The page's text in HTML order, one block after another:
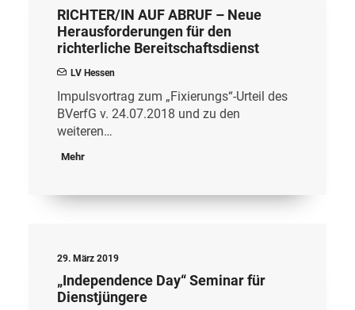
RICHTER/IN AUF ABRUF – Neue
Herausforderungen für den
richterliche Bereitschaftsdienst
LV Hessen
Impulsvortrag zum „Fixierungs“-Urteil des
BVerfG v. 24.07.2018 und zu den
weiteren…
Mehr
29. März 2019
„Independence Day“ Seminar für
Dienstjüngere